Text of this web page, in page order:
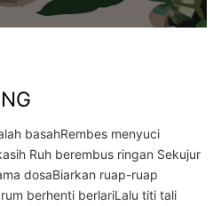
basahRembes menyuci
Ruh berembus ringan Sekujur
dosaBiarkan ruap-ruap
berhenti berlariLalu titi tali